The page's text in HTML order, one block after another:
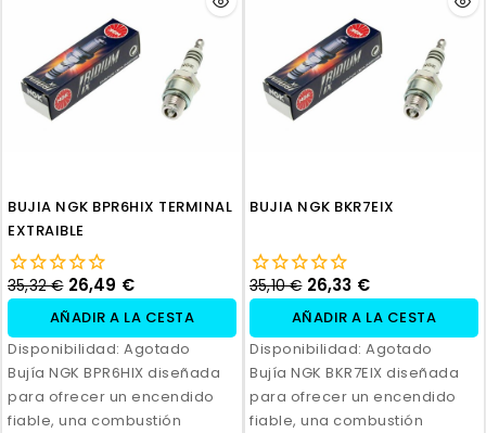
BUJIA NGK BPR6HIX TERMINAL
EXTRAIBLE
35,32 € 26,49 €
AÑADIR A LA CESTA
Disponibilidad: Agotado
Bujía NGK BPR6HIX diseñada
para ofrecer un encendido
fiable, una combustión
BUJIA NGK BKR7EIX
35,10 € 26,33 €
AÑADIR A LA CESTA
Disponibilidad: Agotado
Bujía NGK BKR7EIX diseñada
para ofrecer un encendido
fiable, una combustión